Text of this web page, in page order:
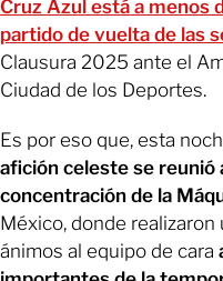
Cruz Azul está a menos
partido de vuelta de las
Clausura 2025 ante el
Ciudad de los Deportes.
Es por eso que, esta
afición celeste se reunió
concentración de la
México, donde
ánimos al equipo de cara